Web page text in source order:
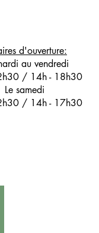
d'ouverture:
au vendredi
/ 14h - 18h30
Le samedi
/ 14h - 17h30